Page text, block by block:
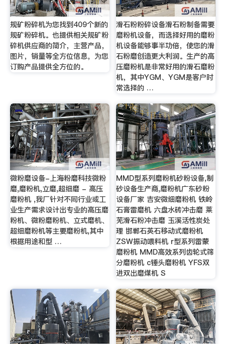
规矿粉碎机为您找到409个新的
规矿粉碎机。也提供相关规矿粉
碎机供应商的简介，主营产品，
图片，销量等全方位信息，为您
订购产品提供全方位的。
滑石粉粉碎设备滑石粉制备需要
磨粉机设备，而选择好用的磨粉
机设备能够事半功倍，使您的滑
石粉磨创造更大利润。生产的高
压磨粉机是非常好用的滑石磨粉
机，其中YGM、YGM是客户时
常选择的 …
微粉磨设备-上海粉磨科技微粉
磨,磨粉机,立磨,超细磨 - 高压
磨粉机 ,我厂针对不同行业或工
业生产需求设计出专业的高压磨
粉机、微粉磨粉机、立式磨机、
超细磨粉机等主要磨粉机,其中
根据用途和型 …
MMD型系列磨粉机砂粉设备,制
砂设备生产商,磨粉机广东砂粉
设备厂家 吉安微细磨粉机 铁岭
石膏雷磨机 六盘水砖冲击磨 莱
芜滑石粉冲击磨 玉溪活性炭处
理 邯郸石英石移动式磨粉机
ZSW振动喂料机 r型系列雷蒙
磨粉机 MMD高效系列齿轮式筛
分磨粉机 c锤头磨粉机 YFS双
进双出磨煤机 S